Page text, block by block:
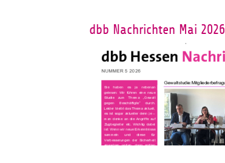
dbb Nachrichten Mai 2026